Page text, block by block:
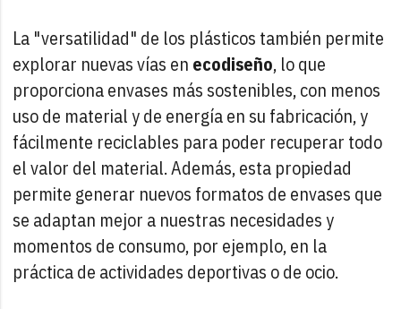
La "versatilidad" de los plásticos también permite
explorar nuevas vías en ecodiseño, lo que
proporciona envases más sostenibles, con menos
uso de material y de energía en su fabricación, y
fácilmente reciclables para poder recuperar todo
el valor del material. Además, esta propiedad
permite generar nuevos formatos de envases que
se adaptan mejor a nuestras necesidades y
momentos de consumo, por ejemplo, en la
práctica de actividades deportivas o de ocio.